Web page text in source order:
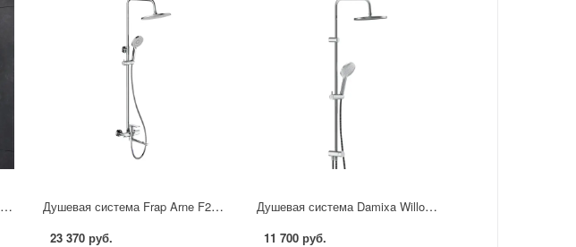
Душевой комплект с верхним душем AM.PM MOXIEM000 без смесителя Душевая система Frap Arne F24204 со смесителем 3 режима цвет хром
23 370 руб.
Душевая система Damixa Willow 921000000LM цвет хром
11 700 руб.